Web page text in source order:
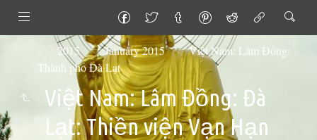
2015 January 2015
Việt Nam: Lâm Đồng:
Thành phố Đà Lạt
Việt Nam: Lâm Đồng: Đà
Lạt: Thiền viện Vạn Hạn